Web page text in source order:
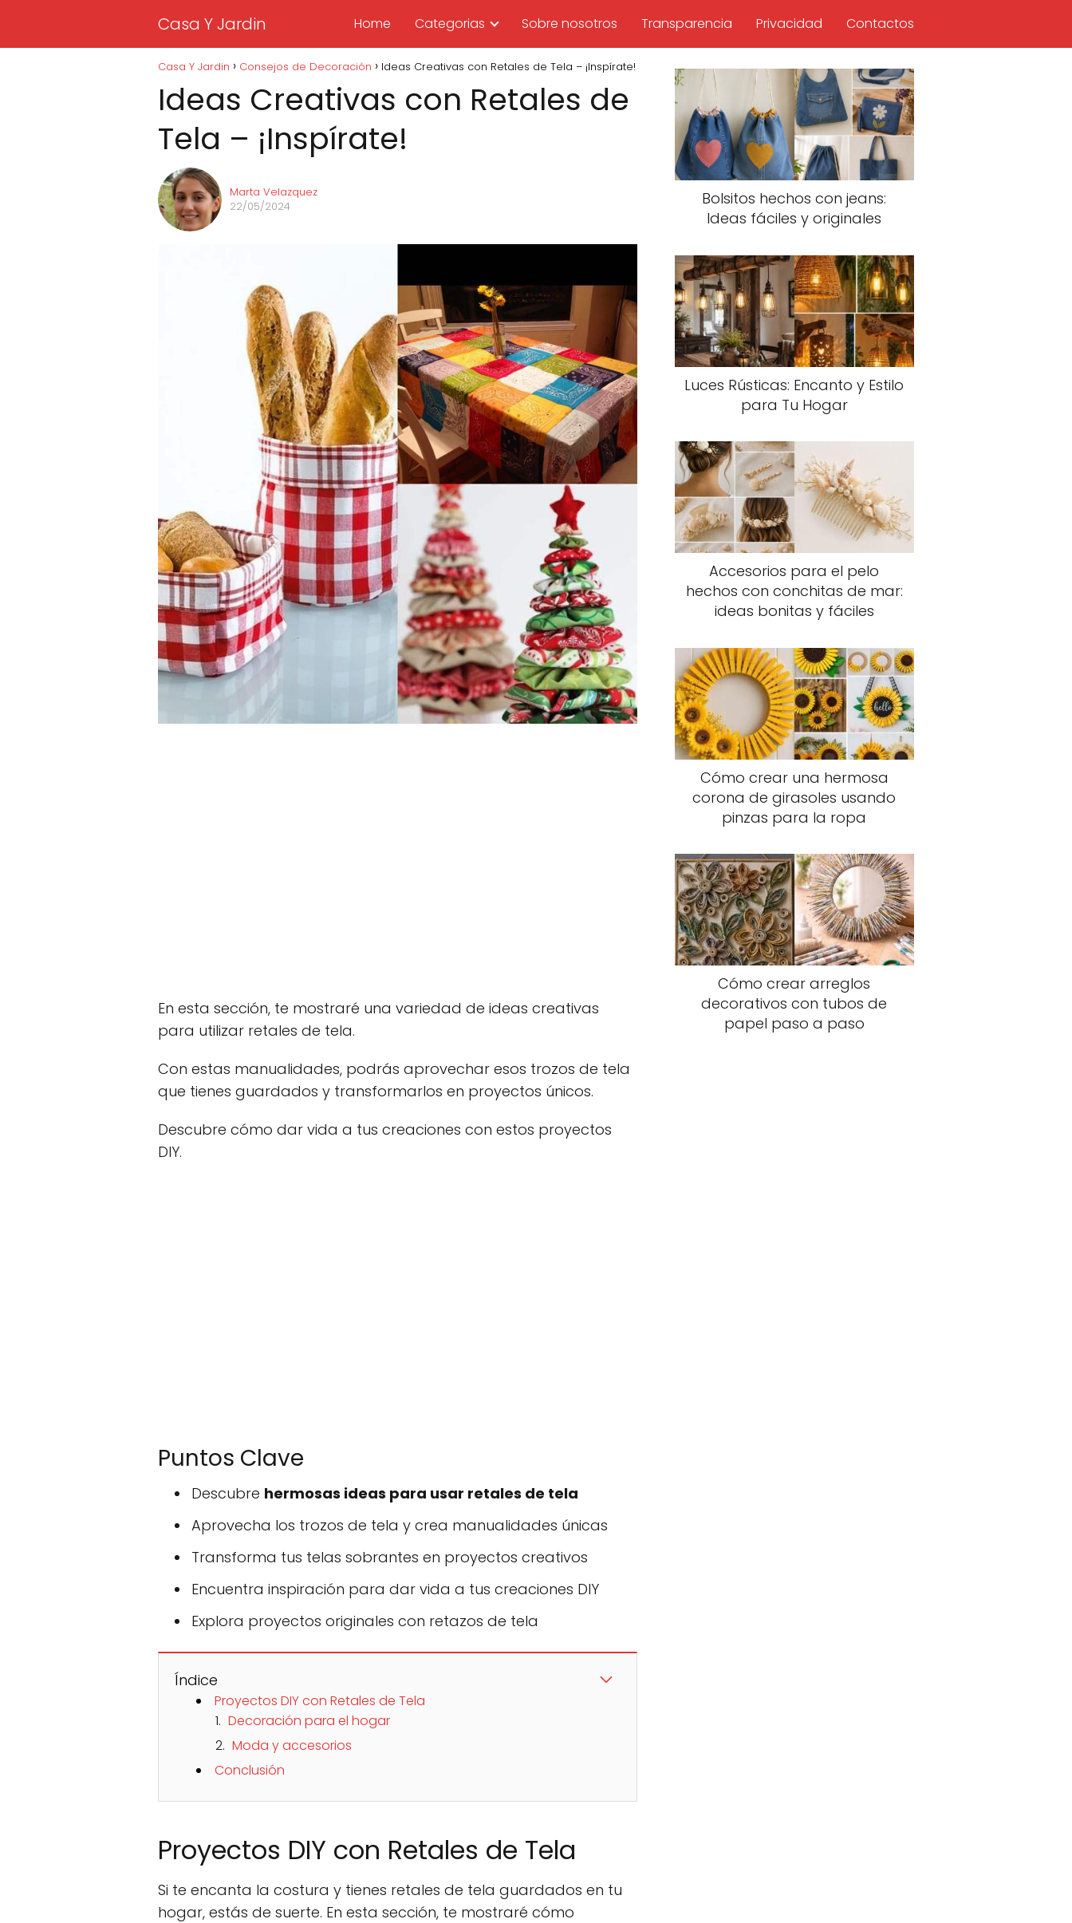
Casa Y Jardin Home Categorias Sobre nosotros Transparencia Privacidad Contactos
Casa Y Jardin Consejos de Decoración Ideas Creativas con Retales de Tela – ¡Inspírate!
Ideas Creativas con Retales de
Tela – ¡Inspírate!
Marta Velazquez
22/05/2024
En esta sección, te mostraré una variedad de ideas creativas
para utilizar retales de tela.
Con estas manualidades, podrás aprovechar esos trozos de tela
que tienes guardados y transformarlos en proyectos únicos.
Descubre cómo dar vida a tus creaciones con estos proyectos
DIY.
Puntos Clave
Descubre hermosas ideas para usar retales de tela
Aprovecha los trozos de tela y crea manualidades únicas
Transforma tus telas sobrantes en proyectos creativos
Encuentra inspiración para dar vida a tus creaciones DIY
Explora proyectos originales con retazos de tela
Índice
Proyectos DIY con Retales de Tela
Decoración para el hogar
Moda y accesorios
Conclusión
Proyectos DIY con Retales de Tela
Si te encanta la costura y tienes retales de tela guardados en tu
hogar, estás de suerte. En esta sección, te mostraré cómo
Bolsitos hechos con jeans:
Ideas fáciles y originales
Luces Rústicas: Encanto y Estilo
para Tu Hogar
Accesorios para el pelo
hechos con conchitas de mar:
ideas bonitas y fáciles
Cómo crear una hermosa
corona de girasoles usando
pinzas para la ropa
Cómo crear arreglos
decorativos con tubos de
papel paso a paso